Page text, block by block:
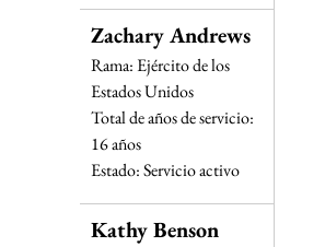
Zachary Andrews
Rama: Ejército de los
Estados Unidos
Total de años de servicio:
16 años
Estado: Servicio activo
Kathy Benson